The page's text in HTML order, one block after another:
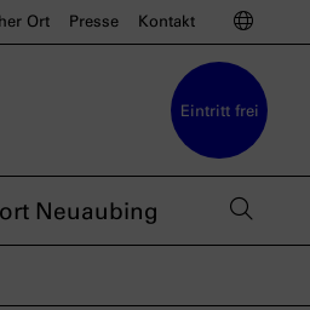
YouTube
Ort Presse Kontakt
Eintritt frei
Neuaubing